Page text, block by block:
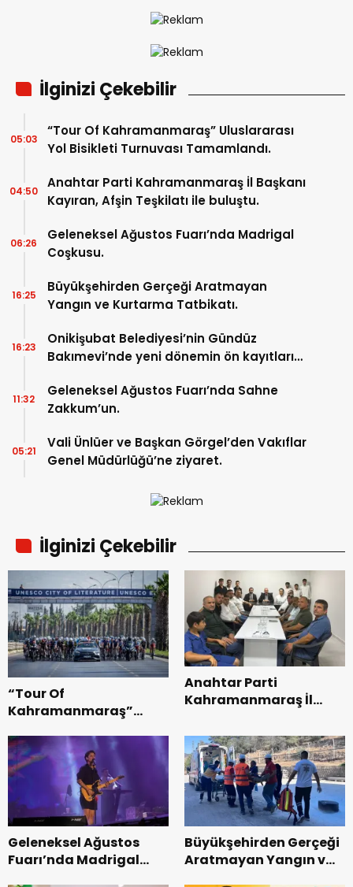
İlginizi Çekebilir
“Tour Of Kahramanmaraş” Uluslararası
Yol Bisikleti Turnuvası Tamamlandı.
05:03
Anahtar Parti Kahramanmaraş İl Başkanı
Kayıran, Afşin Teşkilatı ile buluştu.
04:50
Geleneksel Ağustos Fuarı’nda Madrigal
Coşkusu.
06:26
Büyükşehirden Gerçeği Aratmayan
Yangın ve Kurtarma Tatbikatı.
16:25
Onikişubat Belediyesi’nin Gündüz
Bakımevi’nde yeni dönemin ön kayıtları
16:23
Geleneksel Ağustos Fuarı’nda Sahne
Zakkum’un.
11:32
Vali Ünlüer ve Başkan Görgel’den Vakıflar
Genel Müdürlüğü’ne ziyaret.
05:21
İlginizi Çekebilir
“Tour Of
Kahramanmaraş”
Bisikleti Turnuvası
Tamamlandı.
Anahtar Parti
Kahramanmaraş İl
Teşkilatı ile buluştu.
Geleneksel Ağustos
Fuarı’nda Madrigal
Büyükşehirden Gerçeği
Aratmayan Yangın ve